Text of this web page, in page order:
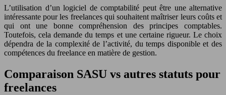
L’utilisation d’un logiciel de comptabilité peut être une alternative
intéressante pour les freelances qui souhaitent maîtriser leurs coûts et
qui ont une bonne compréhension des principes comptables.
Toutefois, cela demande du temps et une certaine rigueur. Le choix
dépendra de la complexité de l’activité, du temps disponible et des
compétences du freelance en matière de gestion.
Comparaison SASU vs autres statuts pour
freelances